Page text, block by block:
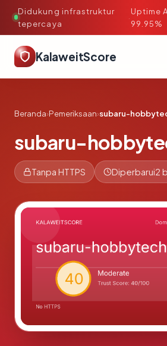
Didukung infrastruktur
tepercaya
·
Uptime
99.95%
KalaweitScore
Beranda›Pemeriksaan›subaru-
subaru-
Tanpa HTTPS Diperbarui2